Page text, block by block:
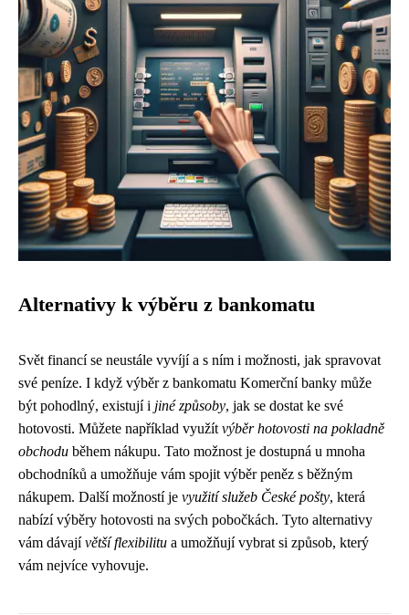
Alternativy k výběru z bankomatu
Svět financí se neustále vyvíjí a s ním i možnosti, jak spravovat
své peníze. I když výběr z bankomatu Komerční banky může
být pohodlný, existují i ​​ jiné způsoby, jak se dostat ke své
hotovosti. Můžete například využít výběr hotovosti na pokladně
obchodu během nákupu. Tato možnost je dostupná u mnoha
obchodníků a umožňuje vám spojit výběr peněz s běžným
nákupem. Další možností je využití služeb České pošty, která
nabízí výběry hotovosti na svých pobočkách. Tyto alternativy
vám dávajívětší flexibilitu a umožňují vybrat si způsob, který
vám nejvíce vyhovuje.